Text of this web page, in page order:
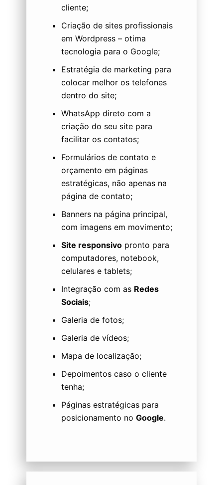
cliente;
Criação de sites profissionais
em Wordpress – otima
tecnologia para o Google;
Estratégia de marketing para
colocar melhor os telefones
dentro do site;
WhatsApp direto com a
criação do seu site para
facilitar os contatos;
Formulários de contato e
orçamento em páginas
estratégicas, não apenas na
página de contato;
Banners na página principal,
com imagens em movimento;
Site responsivo pronto para
computadores, notebook,
celulares e tablets;
Integração com as Redes
Sociais;
Galeria de fotos;
Galeria de vídeos;
Mapa de localização;
Depoimentos caso o cliente
tenha;
Páginas estratégicas para
posicionamento no Google.